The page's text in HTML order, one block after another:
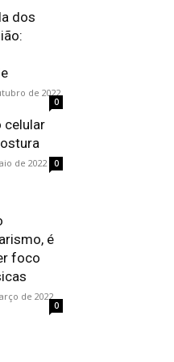
dos
de 2022
0
celular
de 2022 0
é
foco
de 2022
0